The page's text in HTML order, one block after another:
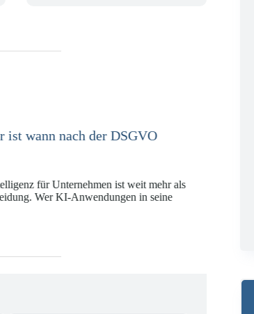
mit DORA,
hat in den vergangenen Jahren eine
Unternehmen der Finanz-